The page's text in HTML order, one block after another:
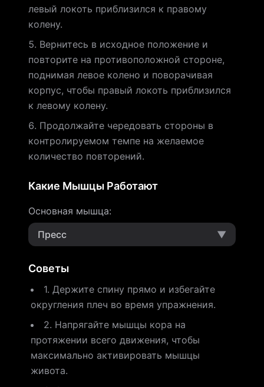
левый локоть приблизился к правому
колену.
Вернитесь в исходное положение и
повторите на противоположной стороне,
поднимая левое колено и поворачивая
корпус, чтобы правый локоть приблизился
к левому колену.
Продолжайте чередовать стороны в
контролируемом темпе на желаемое
количество повторений.
Какие Мышцы Работают
Основная мышца:
Пресс
▼
Советы
1. Держите спину прямо и избегайте
округления плеч во время упражнения.
2. Напрягайте мышцы кора на
протяжении всего движения, чтобы
максимально активировать мышцы
живота.